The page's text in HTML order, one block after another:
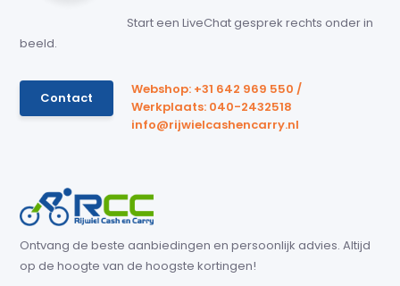
Start een LiveChat gesprek rechts onder in
beeld.
Contact
Webshop: +31 642 969 550 /
Werkplaats: 040-2432518
info@rijwielcashencarry.nl
Ontvang de beste aanbiedingen en persoonlijk advies. Altijd
op de hoogte van de hoogste kortingen!